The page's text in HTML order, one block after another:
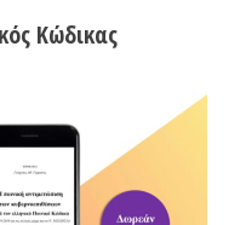
Κώδικας